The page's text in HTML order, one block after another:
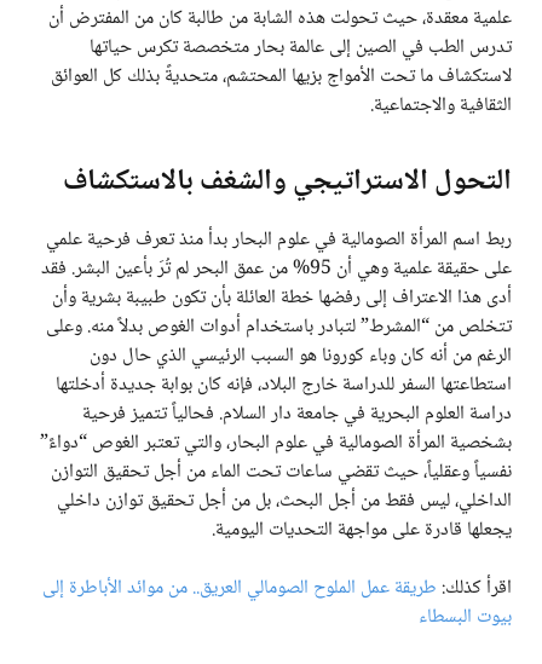
علمية معقدة، حيث تحولت هذه الشابة من طالبة كان من المفترض أن
تدرس الطب في الصين إلى عالمة بحار متخصصة تكرس حياتها
لاستكشاف ما تحت الأمواج بزيها المحتشم، متحديةً بذلك كل العوائق
الثقافية والاجتماعية.
التحول الاستراتيجي والشغف بالاستكشاف
ربط اسم المرأة الصومالية في علوم البحار بدأ منذ تعرف فرحية علمي
على حقيقة علمية وهي أن 95% من عمق البحر لم تُرَ بأعين البشر. فقد
أدى هذا الاعتراف إلى رفضها خطة العائلة بأن تكون طبيبة بشرية وأن
تتخلص من “المشرط” لتبادر باستخدام أدوات الغوص بدلاً منه. وعلى
الرغم من أنه كان وباء كورونا هو السبب الرئيسي الذي حال دون
استطاعتها السفر للدراسة خارج البلاد، فإنه كان بوابة جديدة أدخلتها
دراسة العلوم البحرية في جامعة دار السلام. فحالياً تتميز فرحية
بشخصية المرأة الصومالية في علوم البحار، والتي تعتبر الغوص “دواءً”
نفسياً وعقلياً، حيث تقضي ساعات تحت الماء من أجل تحقيق التوازن
الداخلي، ليس فقط من أجل البحث، بل من أجل تحقيق توازن داخلي
يجعلها قادرة على مواجهة التحديات اليومية.
اقرأ كذلك: طريقة عمل الملوح الصومالي العريق.. من موائد الأباطرة إلى
بيوت البسطاء